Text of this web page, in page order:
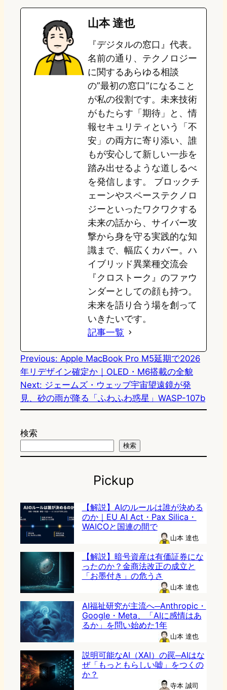
e
t
o
o
n
e
s
k
e
b
o
o
k
e
a
山本 達也
『デジタルの窓口』代表。
名前の通り、テクノロジー
に関するあらゆる相談
の”最初の窓口”になること
が私の役割です。未来技術
がもたらす「期待」と、情
報セキュリティという「不
安」の両方に寄り添い、誰
もが安心して新しい一歩を
踏み出せるような道しるべ
を発信します。 ブロックチ
ェーンやスペーステクノロ
ジーといったワクワクする
未来の話から、サイバー攻
撃から身を守る実践的な知
識まで、幅広くカバー。ハ
イブリッド異業種交流会
『クロストーク』のファウ
ンダーとしての顔も持つ。
未来を語り合う場を創って
いきたいです。
記事一覧
Previous: Apple MacBook Pro M5延期で2026
年リデザイン確定か｜OLED・M6搭載の全貌
Next: ジェームズ・ウェッブ宇宙望遠鏡が発
見、砂の雨が降る「ふわふわ惑星」WASP-107b
検索
検索
Pickup
【解説】AIのルールは誰が決める
のか｜EU AI Act・Pax Silica・
WAICOと国連の間で
山本 達也
【解説】暗号資産は有価証券にな
ったのか？金商法改正の成立と
「お墨付き」の危うさ
山本 達也
AI福祉研究が主流へ─Anthropic・
Google・Meta、「AIに感情はあ
るか」を問い始めた1年
山本 達也
説明可能なAI（XAI）の罠─AIはな
ぜ「もっともらしい嘘」をつくの
か？
寺本 誠司